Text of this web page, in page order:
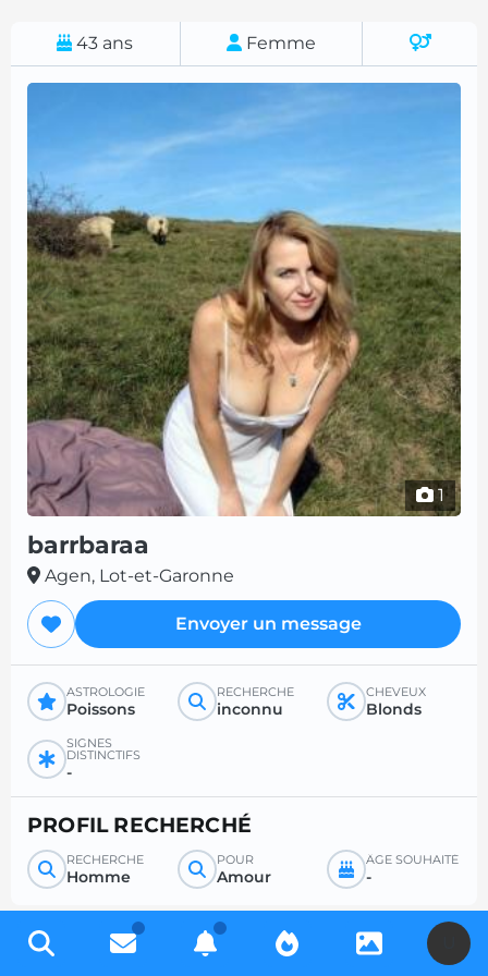
43 ans Femme
1
barrbaraa
Agen, Lot-et-Garonne
Envoyer un message
ASTROLOGIE
Poissons
RECHERCHE
inconnu
CHEVEUX
Blonds
SIGNES
DISTINCTIFS
-
PROFIL RECHERCHÉ
RECHERCHE
Homme
POUR
Amour
ÂGE SOUHAITÉ
-
Inscrivez-vous gratuitement pour accéder à des